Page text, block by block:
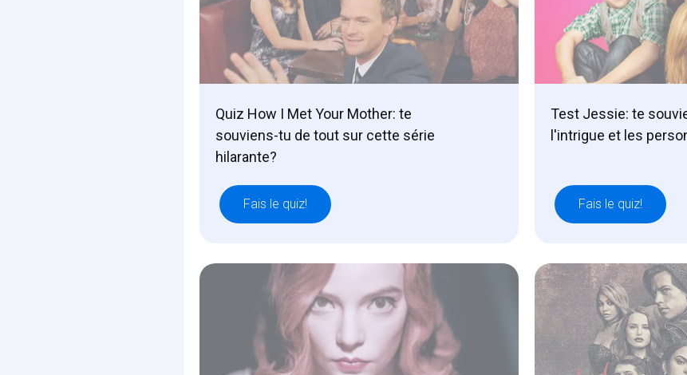
Quiz How I Met Your Mother: te
souviens-tu de tout sur cette série
hilarante?
Fais le quiz!
Test Jessie: te
l'intrigue et les
Fais le quiz!